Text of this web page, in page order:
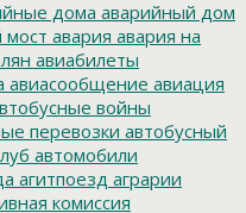
дома аварийный дом
мост авария авария на
авиабилеты
авиасообщение авиация
войны
перевозки автобусный
автомобили
агитпоезд аграрии
комиссия